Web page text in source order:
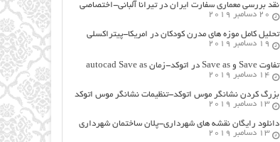
نقد بررسی معماری سفارت ایران در تیرانا آلبانی-اختصاصی
20 دسامبر 2019
تحلیل کامل موزه های مدرن کودکان در امریکا-پیتراکسلی
19 دسامبر 2019
تفاوت Save و Save as در اتوکد-زمان autocad Save as
14 دسامبر 2019
بزرگ کردن نشانگر موس اتوکد-تنظیمات نشانگر موس اتوکد
13 دسامبر 2019
دانلود رایگان نقشه های شهرداری-پلان ساختمان شهرداری
13 دسامبر 2019